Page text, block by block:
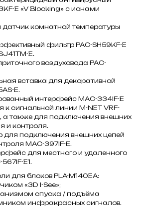
E «V Blocking» с ионами
комнатной температуры
фильтр PAC-SH59KF-E
E.
воздуховода PAC-
вставка для декоративной
E.
интерфейс MAC-334IF-E
к сигнальной линии M-NET VRF-
а также для подключения внешних
и контроля.
для подключения внешних цепей
MAC-397IF-E.
для местного и удаленного
E1.
для блоков PLA-M140EA:
«3D I-See»;
спуска / подъёма
инфракрасных сигналов.